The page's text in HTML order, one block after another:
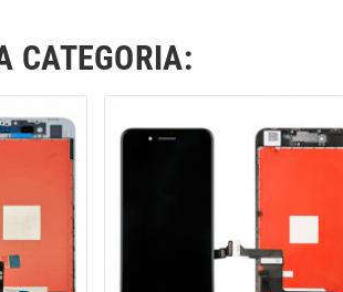
CATEGORIA: